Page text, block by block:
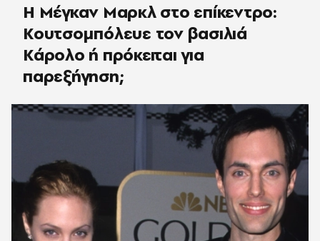
Η Μέγκαν Μαρκλ στο επίκεντρο:
Κουτσομπόλευε τον βασιλιά
Κάρολο ή πρόκειται για
παρεξήγηση;